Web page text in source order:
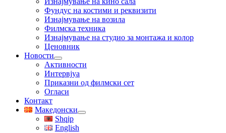
Фундус на костими и реквизити
Изнајмување на возила
Филмска техника
Изнајмување на студио за монтажа и колор
Ценовник
Новости
Активности
Интервјуа
Приказни од филмски сет
Огласи
Контакт
Македонски
Shqip
English